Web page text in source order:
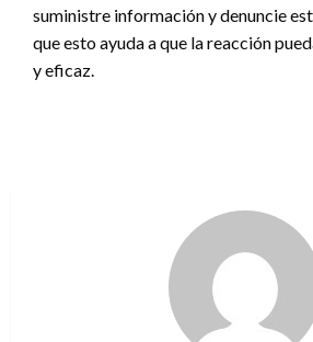
suministre información y denuncie
que esto ayuda a que la reacción
y eficaz.